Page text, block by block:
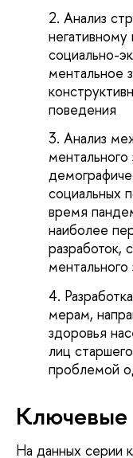
Анализ
социально-
ментальное
поведения
Анализ
социальных
время
наиболее
разработок,
мерам,
здоровья
лиц
проблемой
Ключевые
На данных серии